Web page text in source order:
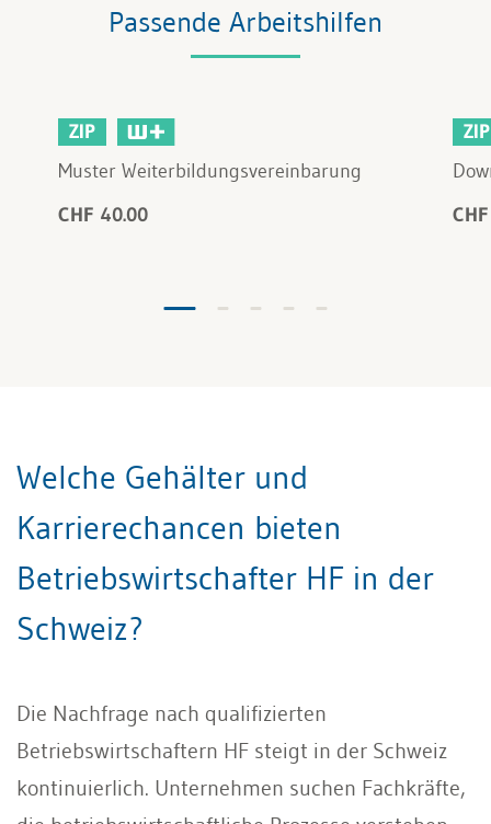
Passende Arbeitshilfen
ZIP
Muster Weiterbildungsvereinbarung
CHF 40.00
ZIP
Welche Gehälter und
Karrierechancen bieten
Betriebswirtschafter HF in der
Schweiz?
Die Nachfrage nach qualifizierten
Betriebswirtschaftern HF steigt in der Schweiz
kontinuierlich. Unternehmen suchen Fachkräfte,